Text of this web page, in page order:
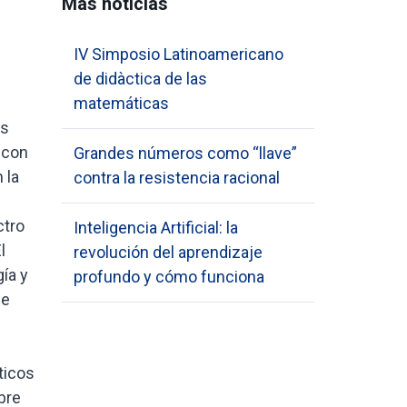
IV Simposio Latinoamericano
de didàctica de las
matemáticas
Grandes números como “llave”
contra la resistencia racional
Inteligencia Artificial: la
revolución del aprendizaje
profundo y cómo funciona